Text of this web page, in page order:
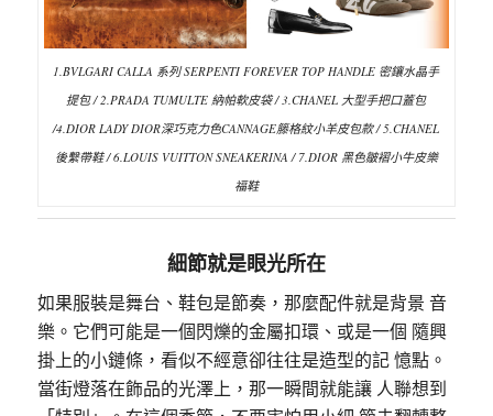
1.BVLGARI CALLA 系列 SERPENTI FOREVER TOP HANDLE 密鑲水晶手
提包 / 2.PRADA TUMULTE 納帕軟皮袋 / 3.CHANEL 大型手把口蓋包
/4.DIOR LADY DIOR深巧克力色CANNAGE籐格紋小羊皮包款 / 5.CHANEL
後繫帶鞋 / 6.LOUIS VUITTON SNEAKERINA / 7.DIOR 黑色皺褶小牛皮樂
福鞋
細節就是眼光所在
如果服裝是舞台、鞋包是節奏，那麼配件就是背景 音
樂。它們可能是一個閃爍的金屬扣環、或是一個 隨興
掛上的小鏈條，看似不經意卻往往是造型的記 憶點。
當街燈落在飾品的光澤上，那一瞬間就能讓 人聯想到